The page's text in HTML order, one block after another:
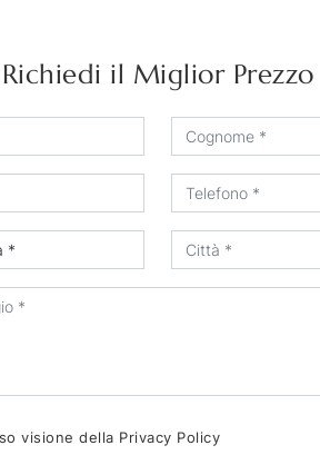
Richiedi il Miglior Prezzo
visione della Privacy Policy